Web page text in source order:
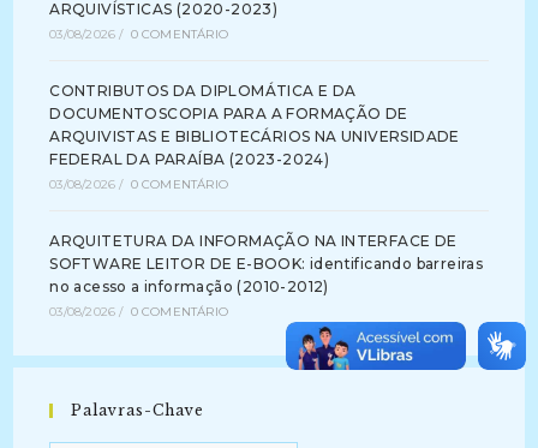
ARQUIVÍSTICAS (2020-2023)
03/08/2026 / 0 COMENTÁRIO
CONTRIBUTOS DA DIPLOMÁTICA E DA
DOCUMENTOSCOPIA PARA A FORMAÇÃO DE
ARQUIVISTAS E BIBLIOTECÁRIOS NA UNIVERSIDADE
FEDERAL DA PARAÍBA (2023-2024)
03/08/2026 / 0 COMENTÁRIO
ARQUITETURA DA INFORMAÇÃO NA INTERFACE DE
SOFTWARE LEITOR DE E-BOOK: identificando barreiras
no acesso a informação (2010-2012)
03/08/2026 / 0 COMENTÁRIO
Palavras-Chave